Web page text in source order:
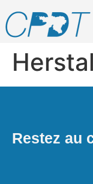
Herstal
Restez au